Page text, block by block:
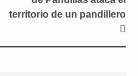
territorio de un pandillero